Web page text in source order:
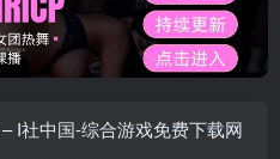
I社中国-综合游戏免费下载网